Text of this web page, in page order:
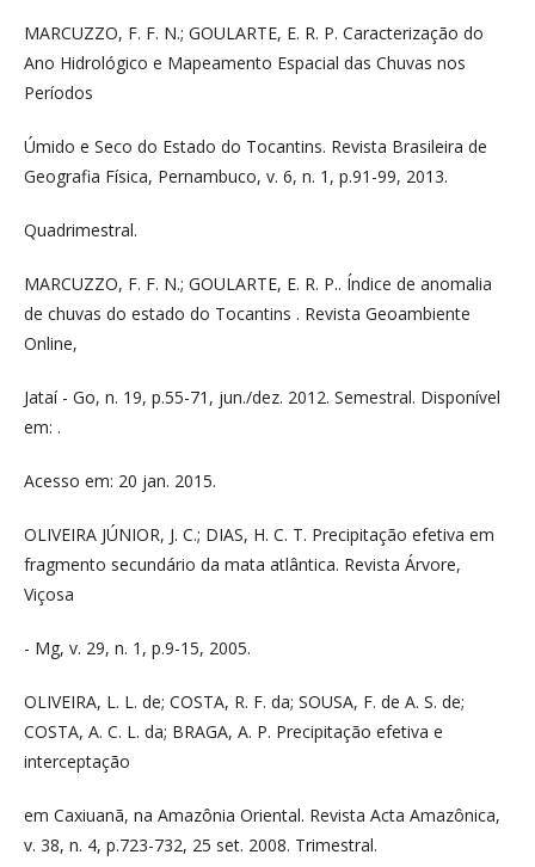
MARCUZZO, F. F. N.; GOULARTE, E. R. P. Caracterização do
Ano Hidrológico e Mapeamento Espacial das Chuvas nos
Períodos
Úmido e Seco do Estado do Tocantins. Revista Brasileira de
Geografia Física, Pernambuco, v. 6, n. 1, p.91-99, 2013.
Quadrimestral.
MARCUZZO, F. F. N.; GOULARTE, E. R. P.. Índice de anomalia
de chuvas do estado do Tocantins . Revista Geoambiente
Online,
Jataí - Go, n. 19, p.55-71, jun./dez. 2012. Semestral. Disponível
em: .
Acesso em: 20 jan. 2015.
OLIVEIRA JÚNIOR, J. C.; DIAS, H. C. T. Precipitação efetiva em
fragmento secundário da mata atlântica. Revista Árvore,
Viçosa
- Mg, v. 29, n. 1, p.9-15, 2005.
OLIVEIRA, L. L. de; COSTA, R. F. da; SOUSA, F. de A. S. de;
COSTA, A. C. L. da; BRAGA, A. P. Precipitação efetiva e
interceptação
em Caxiuanã, na Amazônia Oriental. Revista Acta Amazônica,
v. 38, n. 4, p.723-732, 25 set. 2008. Trimestral.